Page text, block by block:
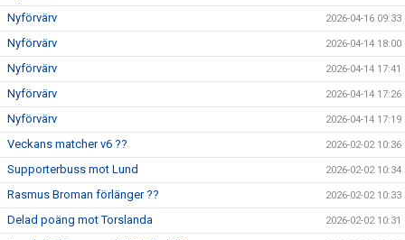
Nyförvärv 2026-04-16 09:33
Nyförvärv 2026-04-14 18:00
Nyförvärv 2026-04-14 17:41
Nyförvärv 2026-04-14 17:26
Nyförvärv 2026-04-14 17:19
Veckans matcher v6 ?? 2026-02-02 10:36
Supporterbuss mot Lund 2026-02-02 10:34
Rasmus Broman förlänger ?? 2026-02-02 10:33
Delad poäng mot Torslanda 2026-02-02 10:31